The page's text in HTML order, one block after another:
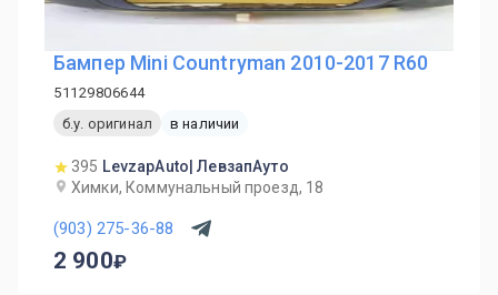
Бампер Mini Countryman 2010-2017 R60
51129806644
б.у. оригинал
в наличии
395 LevzapAuto| ЛевзапАуто
Химки, Коммунальный проезд, 18
(903) 275-36-88
2 900